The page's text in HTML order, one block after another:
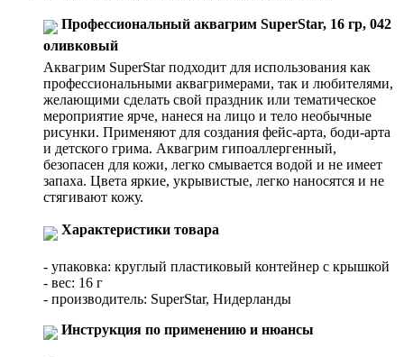
Профессиональный аквагрим SuperStar, 16 гр, 042
оливковый
Аквагрим SuperStar подходит для использования как
профессиональными аквагримерами, так и любителями,
желающими сделать свой праздник или тематическое
мероприятие ярче, нанеся на лицо и тело необычные
рисунки. Применяют для создания фейс-арта, боди-арта
и детского грима. Аквагрим гипоаллергенный,
безопасен для кожи, легко смывается водой и не имеет
запаха. Цвета яркие, укрывистые, легко наносятся и не
стягивают кожу.
Характеристики товара
- упаковка: круглый пластиковый контейнер с крышкой
- вес: 16 г
- производитель: SuperStar, Нидерланды
Инструкция по применению и нюансы